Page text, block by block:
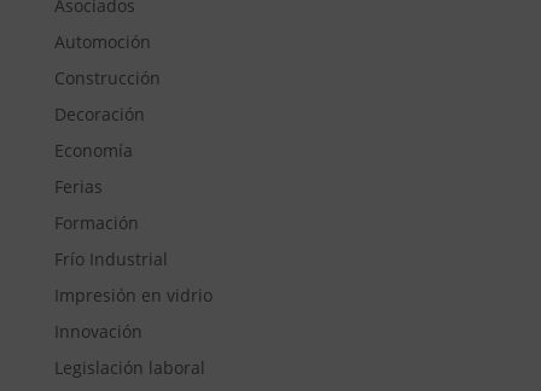
Asociados
Automoción
Construcción
Decoración
Economía
Ferias
Formación
Frío Industrial
Impresión en vidrio
Innovación
Legislación laboral